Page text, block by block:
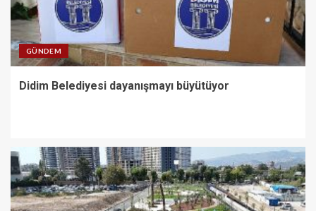
GÜNDEM
Didim Belediyesi dayanışmayı büyütüyor